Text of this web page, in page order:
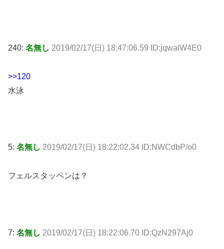
240: 名無し 2019/02/17(日) 18:47:06.59 ID:jqwalW4E0
>>120
水泳
5: 名無し 2019/02/17(日) 18:22:02.34 ID:NWCdbP/o0
フェルスタッペンは？
7: 名無し 2019/02/17(日) 18:22:06.70 ID:QzN297Aj0